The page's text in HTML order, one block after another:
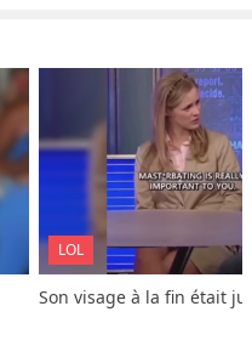
LOL
Son visage à la fin était